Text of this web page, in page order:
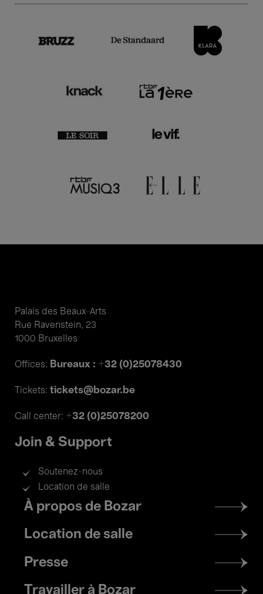
Palais des Beaux-Arts
Rue Ravenstein, 23
1000 Bruxelles
Offices: Bureaux : +32 (0)25078430
Tickets: tickets@bozar.be
Call center: +32 (0)25078200
Join & Support
Soutenez-nous
Location de salle
Footer
menu
À propos de Bozar
Location de salle
Presse
Travailler à Bozar